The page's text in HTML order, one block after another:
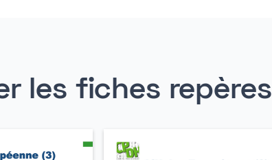
les fiches repères